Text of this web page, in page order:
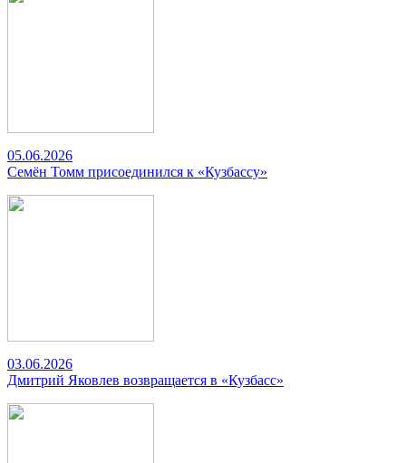
05.06.2026
Семён Томм присоединился к «Кузбассу»
03.06.2026
Дмитрий Яковлев возвращается в «Кузбасс»